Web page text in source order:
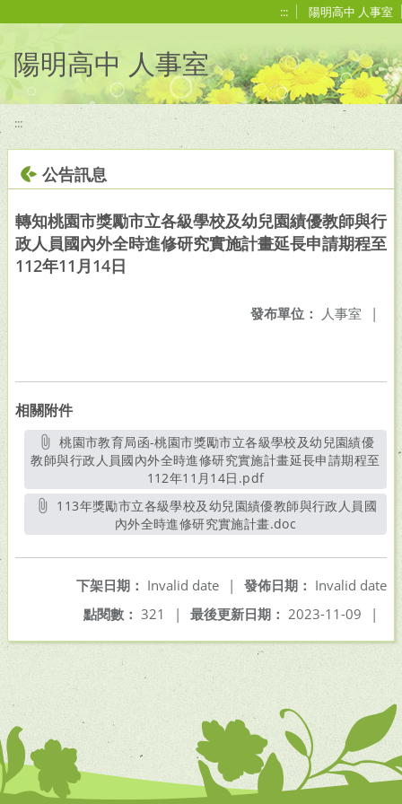
::: 陽明高中 人事室
陽明高中 人事室
:::
公告訊息
轉知桃園市獎勵市立各級學校及幼兒園績優教師與行
政人員國內外全時進修研究實施計畫延長申請期程至
112年11月14日
發布單位： 人事室 |
相關附件
桃園市教育局函-桃園市獎勵市立各級學校及幼兒園績優
教師與行政人員國內外全時進修研究實施計畫延長申請期程至
112年11月14日.pdf另開新視窗
內外全時進修研究實施計畫.doc
發佈日期： Invalid date
下架日期： Invalid date
|
最後更新日期： 2023-11-09 |
點閱數： 321 |